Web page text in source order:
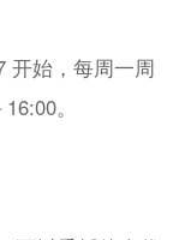
开始，每周一周
。